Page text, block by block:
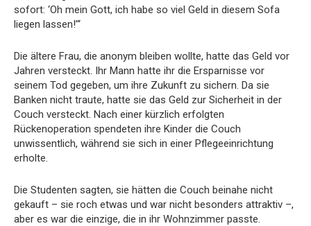
sofort: ‘Oh mein Gott, ich habe so viel Geld in diesem Sofa
liegen lassen!’“
Die ältere Frau, die anonym bleiben wollte, hatte das Geld vor
Jahren versteckt. Ihr Mann hatte ihr die Ersparnisse vor
seinem Tod gegeben, um ihre Zukunft zu sichern. Da sie
Banken nicht traute, hatte sie das Geld zur Sicherheit in der
Couch versteckt. Nach einer kürzlich erfolgten
Rückenoperation spendeten ihre Kinder die Couch
unwissentlich, während sie sich in einer Pflegeeinrichtung
erholte.
Die Studenten sagten, sie hätten die Couch beinahe nicht
gekauft – sie roch etwas und war nicht besonders attraktiv –,
aber es war die einzige, die in ihr Wohnzimmer passte.